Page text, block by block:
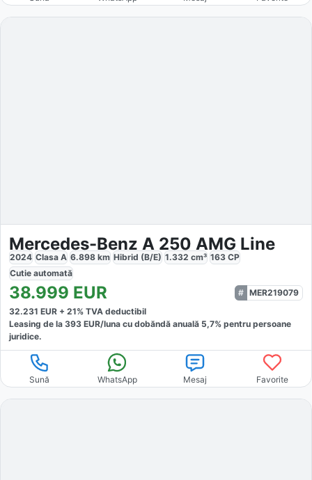
Mercedes-Benz A 250 AMG Line
2024 Clasa A 6.898 km Hibrid (B/E) 1.332 cm³ 163 CP
Cutie automată
38.999 EUR
MER219079
32.231 EUR + 21% TVA deductibil
Leasing de la 393 EUR/luna cu dobăndă anuală 5,7% pentru persoane
juridice.
Sună WhatsApp Mesaj Favorite